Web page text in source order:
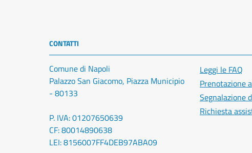
CONTATTI
Comune di Napoli
Palazzo San Giacomo, Piazza Municipio
- 80133
P. IVA: 01207650639
CF: 80014890638
LEI: 8156007FF4DEB97ABA09
Leggi le FAQ
Prenotazione
Segnalazione
Richiesta